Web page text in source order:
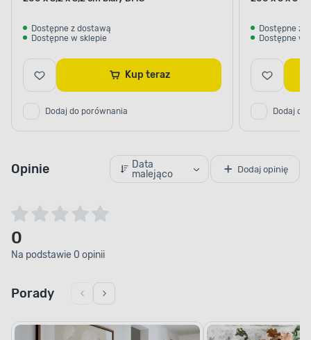
Dostępne z dostawą
Dostępne w sklepie
Kup teraz
Dodaj do porównania
Dostępne z
Dostępne w
Dodaj do
Opinie
Data
malejąco
Dodaj opinię
0
Na podstawie 0 opinii
Porady